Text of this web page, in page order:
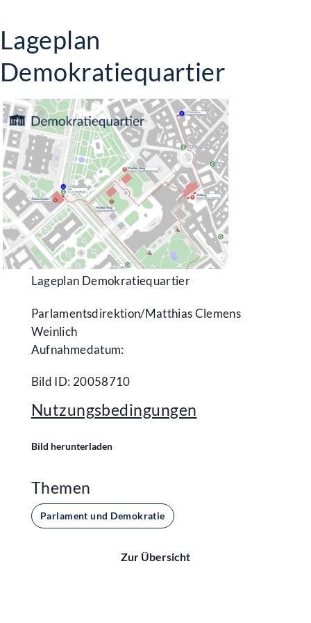
Lageplan
Demokratiequartier
Lageplan Demokratiequartier
Parlamentsdirektion/​Matthias Clemens
Weinlich
Aufnahmedatum:
Bild ID: 20058710
Nutzungsbedingungen
Bild herunterladen
Themen
Parlament und Demokratie
Zur Übersicht